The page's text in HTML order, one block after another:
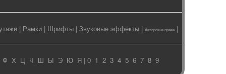
| Рамки | Шрифты | Звуковые эффекты | Авторские права |
Ф Х Ц Ч Ш Ы Э Ю Я| 0 1 2 3 4 5 67 89